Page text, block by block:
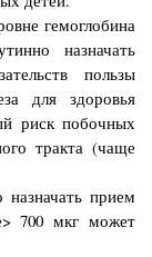
гемоглобина
назначать
пользы
для здоровья
риск побочных
тракта (чаще
прием
700 мкг может